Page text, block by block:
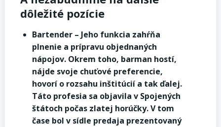
dôležité pozície
Bartender – Jeho funkcia zahŕňa
plnenie a prípravu objednaných
nápojov. Okrem toho, barman hostí,
nájde svoje chuťové preferencie,
hovorí o rozsahu inštitúcií a tak ďalej.
Táto profesia sa objavila v Spojených
štátoch počas zlatej horúčky. V tom
čase bol v sídle predaja prezentovaný